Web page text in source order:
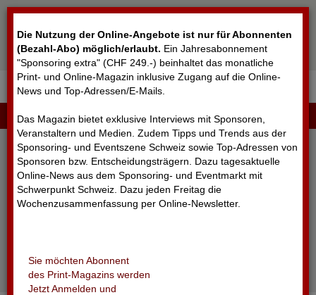
Die Nutzung der Online-Angebote ist nur für Abonnenten
(Bezahl-Abo) möglich/erlaubt. Ein Jahresabonnement
"Sponsoring extra" (CHF 249.-) beinhaltet das monatliche
Print- und Online-Magazin inklusive Zugang auf die Online-
News und Top-Adressen/E-Mails.
Das Magazin bietet exklusive Interviews mit Sponsoren,
Veranstaltern und Medien. Zudem Tipps und Trends aus der
Sponsoring- und Eventszene Schweiz sowie Top-Adressen von
Sponsoren bzw. Entscheidungsträgern. Dazu tagesaktuelle
Online-News aus dem Sponsoring- und Eventmarkt mit
Schwerpunkt Schweiz. Dazu jeden Freitag die
Wochenzusammenfassung per Online-Newsletter.
Sie möchten Abonnent
des Print-Magazins werden
Jetzt Anmelden und
LOGIN
Passwort vergessen?
Noch nicht registriert?
Cookie-Einstellungen